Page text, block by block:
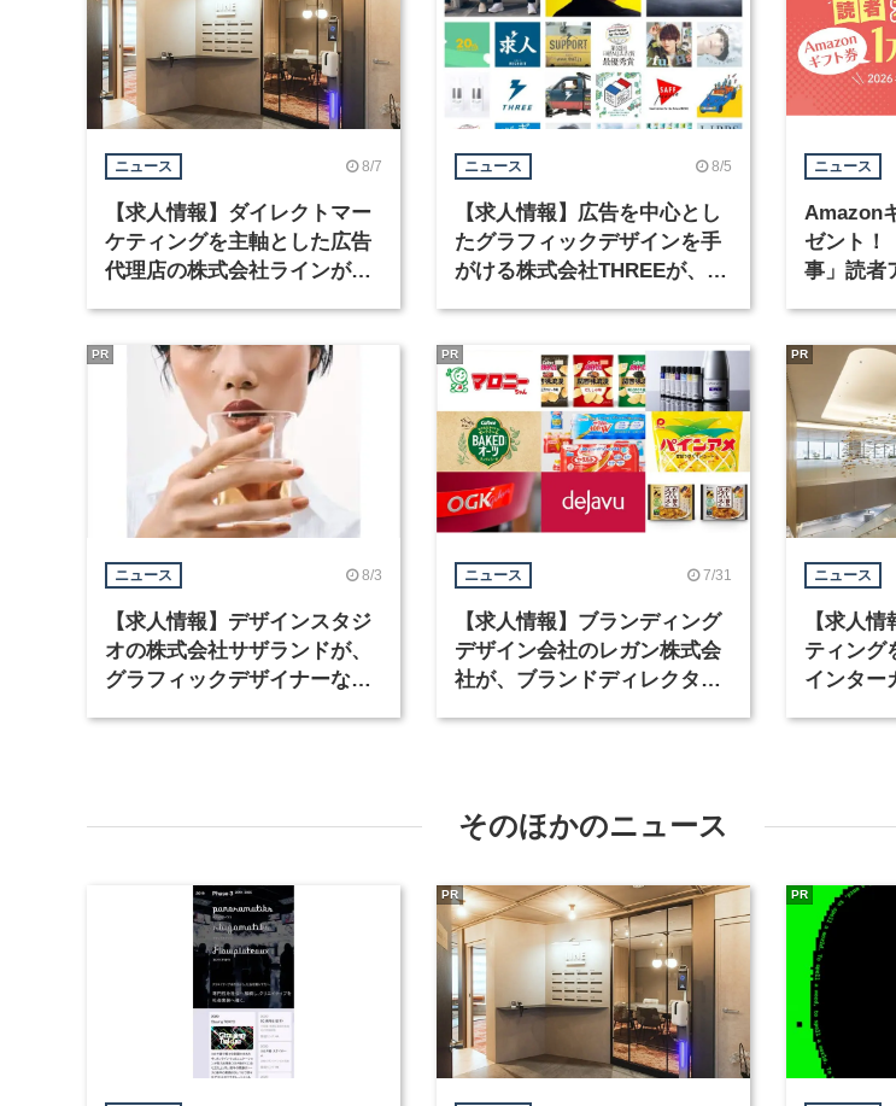
ニュース 8/7
【求人情報】ダイレクトマー
ケティングを主軸とした広告
代理店の株式会社ラインが、
ニュース 8/5
【求人情報】広告を中心とし
たグラフィックデザインを手
がける株式会社THREEが、グ
ニュース
Amazon
ゼント！
事」読者
ニュース 8/3
【求人情報】デザインスタジ
オの株式会社サザランドが、
グラフィックデザイナーなど2
PR
ニュース 7/31
【求人情報】ブランディング
デザイン会社のレガン株式会
社が、ブランドディレクター
PR
ニュース
【求人
ティング
インター
PR
そのほかのニュース
PR PR